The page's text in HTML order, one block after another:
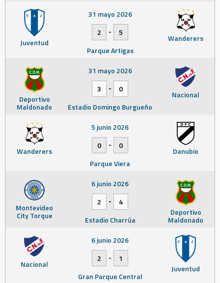
Juventud Wanderers
31 mayo 2026
2
-
5
Parque Artigas
Deportivo
Maldonado
Nacional
31 mayo 2026
3
-
0
Estadio Domingo Burgueño
Wanderers Danubio
5 junio 2026
0
-
0
Parque Viera
Montevideo
City Torque Deportivo
Maldonado
6 junio 2026
2
-
4
Estadio Charrúa
Nacional Juventud
6 junio 2026
2
-
1
Gran Parque Central